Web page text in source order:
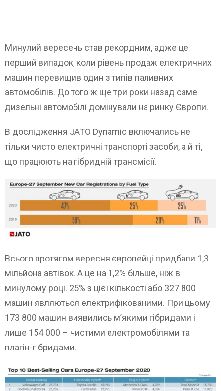
Минулий вересень став рекордним, адже це
перший випадок, коли рівень продаж електричних
машин перевищив один з типів паливних
автомобілів. До того ж ще три роки назад саме
дизельні автомобілі домінували на ринку Європи.
В дослідження JATO Dynamic включались не
тільки чисто електричні транспорті засоби, а й ті,
що працюють на гібридній трансмісії.
Всього протягом вересня європейці придбали 1,3
мільйона автівок. А це на 1,2% більше, ніж в
минулому році. 25% з цієї кількості або 327 800
машин являються електрифікованими. При цьому
173 800 машин виявились м’якими гібридами і
лише 154 000 – чистими електромобілями та
плагін-гібридами.